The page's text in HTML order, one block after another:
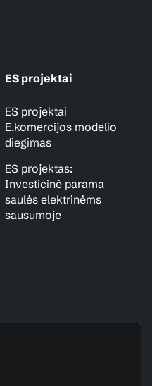
ES projektai
ES projektai
E.komercijos modelio
diegimas
ES projektas:
Investicinė parama
saulės elektrinėms
sausumoje